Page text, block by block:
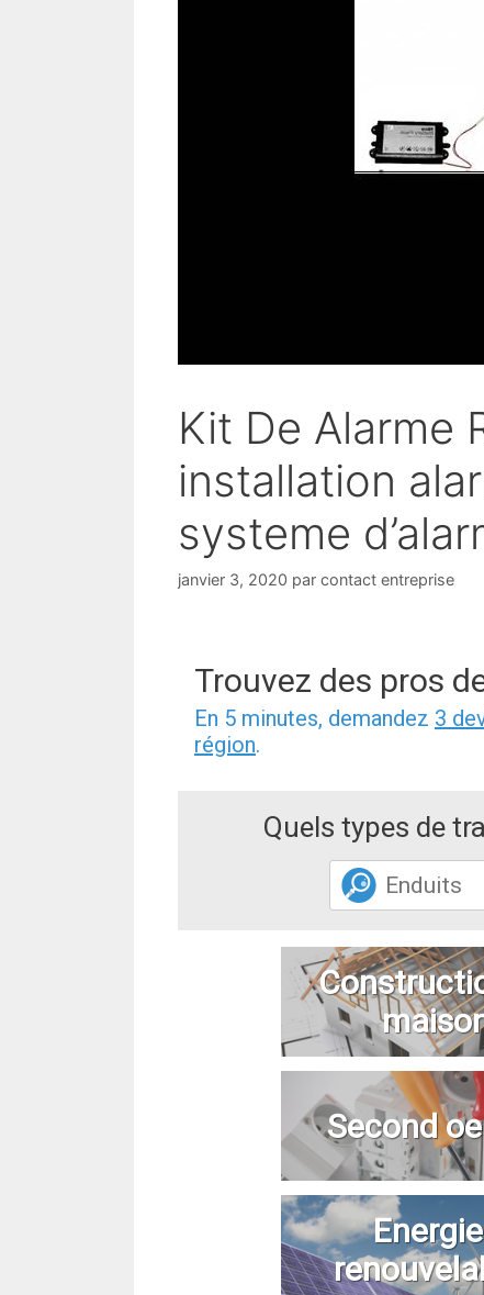
Kit De Alarme
installation
systeme
janvier 3, 2020 par contact entreprise
Trouvez des pros
En 5 minutes, demandez 3
région.
Quels types de
Second